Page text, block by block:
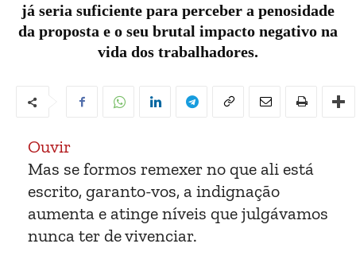
já seria suficiente para perceber a penosidade
da proposta e o seu brutal impacto negativo na
vida dos trabalhadores.
Ouvir
Mas se formos remexer no que ali está
escrito, garanto-vos, a indignação
aumenta e atinge níveis que julgávamos
nunca ter de vivenciar.